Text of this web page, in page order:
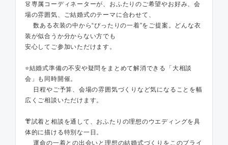
👗専属コーディネーターが、おふたりのご希望やお好み、会
場の雰囲気、ご結婚式のテーマに合わせて、
数ある衣装の中から“ぴったりの一着”をご提案。どんな衣
装が似合うか分からない方でも
安心してご参加いただけます。
⭐結婚式準備の不安や疑問をまとめて解消できる「大相談
会」も同時開催。
日程やご予算、会場の雰囲気づくりなど気になることを幅
広くご相談いただけます。
👘試着と相談を通して、おふたりの理想のウエディングを具
体的に描ける特別な一日。
運命の一着との出会いと理想の結婚式づくりをこのブライ